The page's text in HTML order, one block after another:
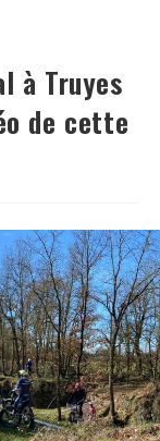
à Truyes
de cette